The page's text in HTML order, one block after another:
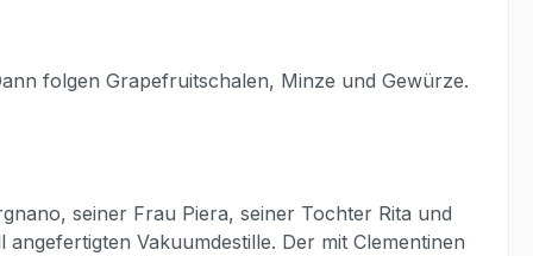
folgen Grapefruitschalen, Minze und Gewürze.
seiner Frau Piera, seiner Tochter Rita und
Vakuumdestille. Der mit Clementinen